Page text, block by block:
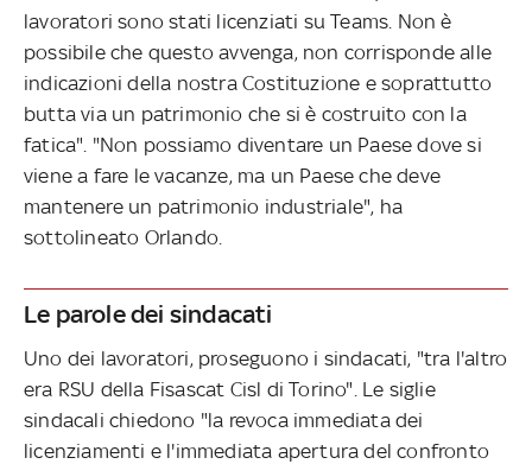
lavoratori sono stati licenziati su Teams. Non è
possibile che questo avvenga, non corrisponde alle
indicazioni della nostra Costituzione e soprattutto
butta via un patrimonio che si è costruito con la
fatica". "Non possiamo diventare un Paese dove si
viene a fare le vacanze, ma un Paese che deve
mantenere un patrimonio industriale", ha
sottolineato Orlando.
Le parole dei sindacati
Uno dei lavoratori, proseguono i sindacati, "tra l'altro
era RSU della Fisascat Cisl di Torino". Le siglie
sindacali chiedono "la revoca immediata dei
licenziamenti e l'immediata apertura del confronto